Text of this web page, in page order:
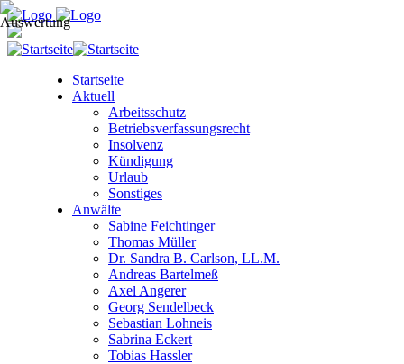
Startseite
Aktuell
Arbeitsschutz
Betriebsverfassungsrecht
Insolvenz
Kündigung
Urlaub
Sonstiges
Anwälte
Sabine Feichtinger
Thomas Müller
Dr. Sandra B. Carlson, LL.M.
Andreas Bartelmeß
Axel Angerer
Georg Sendelbeck
Sebastian Lohneis
Sabrina Eckert
Tobias Hassler